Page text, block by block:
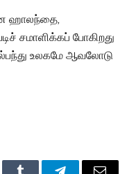
ஹாலந்தை,
சமாளிக்கப் போகிறது
உலகமே ஆவலோடு